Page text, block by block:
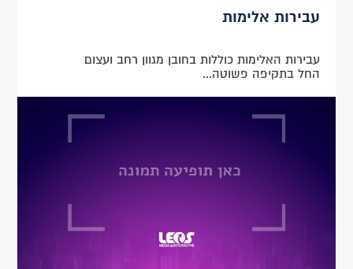
עבירות אלימות
עבירות האלימות כוללות בחובן מגוון רחב ועצום
החל בתקיפה פשוטה...